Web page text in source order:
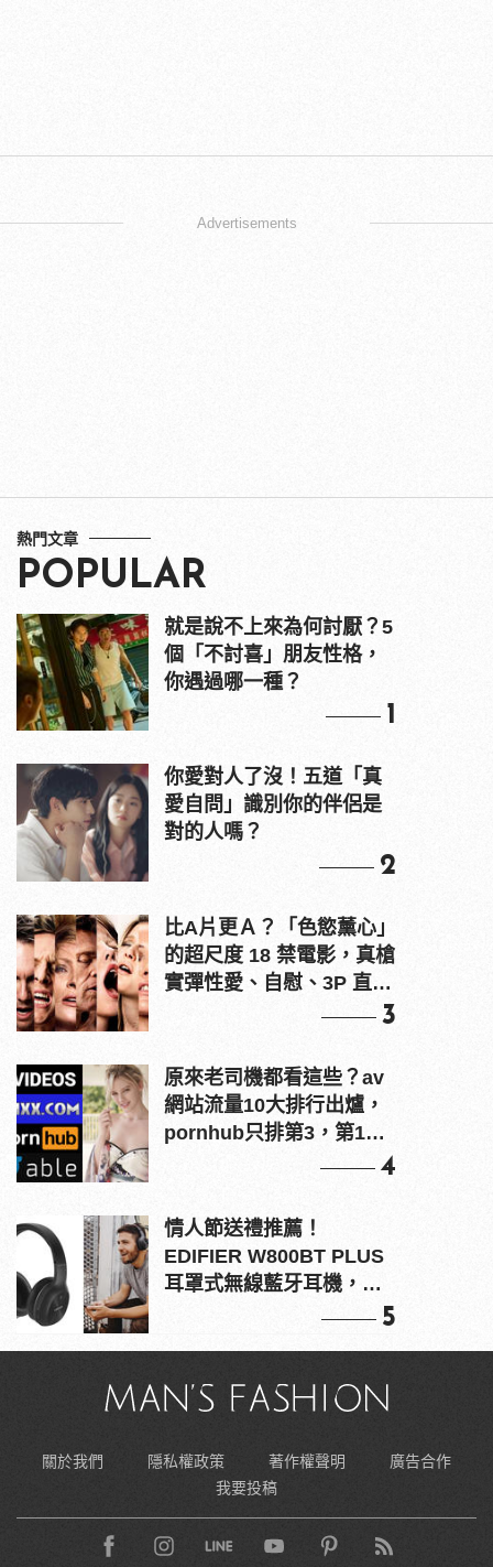
Advertisements
熱門文章
POPULAR
就是說不上來為何討厭？5
個「不討喜」朋友性格，
你遇過哪一種？
1
你愛對人了沒！五道「真
愛自問」識別你的伴侶是
對的人嗎？
2
比A片更Ａ？「色慾薰心」
的超尺度 18 禁電影，真槍
實彈性愛、自慰、3P 直接
3
原來老司機都看這些？av
網站流量10大排行出爐，
pornhub只排第3，第1名
4
情人節送禮推薦！
EDIFIER W800BT PLUS
耳罩式無線藍牙耳機，在
5
關於我們 隱私權政策 著作權聲明
廣告合作
我要投稿